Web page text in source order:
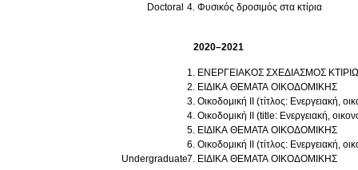
Doctoral
Φυσικός δροσιμός στα κτίρια
2020–2021
Undergraduate
ΕΝΕΡΓΕΙΑΚΟΣ ΣΧΕΔΙΑΣΜΟΣ
ΕΙΔΙΚΑ ΘΕΜΑΤΑ ΟΙΚΟΔΟΜΙΚΗΣ
Οικοδομική ΙΙ (τίτλος: Ενεργειακή,
Οικοδομική ΙΙ (title: Ενεργειακή,
ΕΙΔΙΚΑ ΘΕΜΑΤΑ ΟΙΚΟΔΟΜΙΚΗΣ
Οικοδομική ΙΙ (τίτλος: Ενεργειακή,
ΕΙΔΙΚΑ ΘΕΜΑΤΑ ΟΙΚΟΔΟΜΙΚΗΣ